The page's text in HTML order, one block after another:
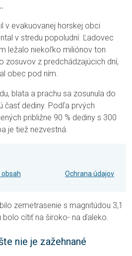
v evakuovanej horskej obci
v stredu popoludní. Ľadovec
ležalo niekoľko miliónov ton
zosuvov z predchádzajúcich dní,
obec pod ním.
blata a prachu sa zosunula do
časť dediny. Podľa prvých
približne 90 % dediny s 300
je tiež nezvestná.
Ochrana údajov
zemetrasenie s magnitúdou 3,1
bolo cítiť na široko- na ďaleko.
nie je zažehnané